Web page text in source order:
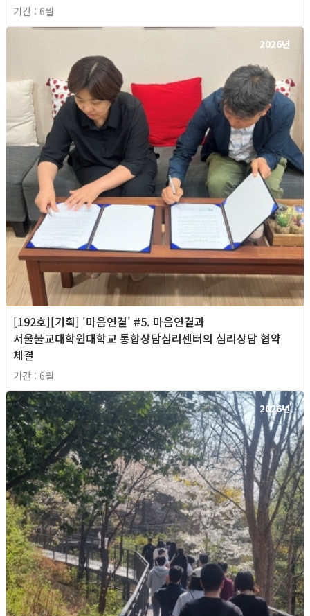
기간 : 6월
2026년
[192호][기획] '마음연결' #5. 마음연결과
서울불교대학원대학교 통합상담심리센터의 심리상담 협약
체결
기간 : 6월
2026년